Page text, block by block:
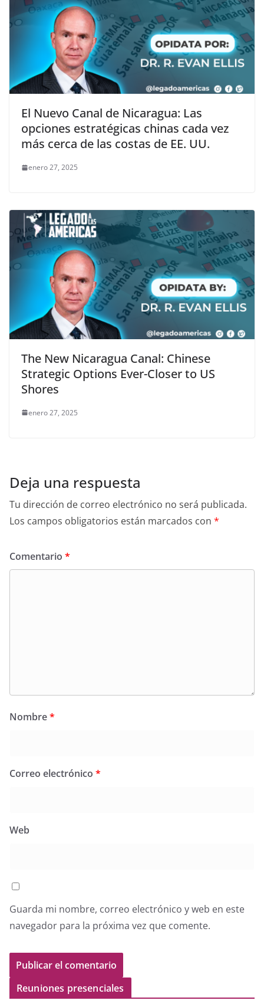
El Nuevo Canal de Nicaragua: Las
opciones estratégicas chinas cada vez
más cerca de las costas de EE. UU.
enero 27, 2025
The New Nicaragua Canal: Chinese
Strategic Options Ever-Closer to US
Shores
enero 27, 2025
Deja una respuesta
Tu dirección de correo electrónico no será publicada.
Los campos obligatorios están marcados con *
Comentario *
Nombre*
Correo electrónico *
Web
Guarda mi nombre, correo electrónico y web en este
navegador para la próxima vez que comente.
Reuniones presenciales